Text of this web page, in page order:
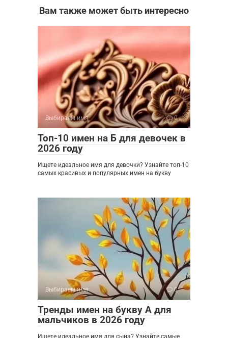
Вам также может быть интересно
Выбираем имя 0
Топ-10 имен на Б для девочек в
2026 году
Ищете идеальное имя для девочки? Узнайте топ-10
самых красивых и популярных имен на букву
Выбираем имя 0
Тренды имен на букву А для
мальчиков в 2026 году
Ищете идеальное имя для сына? Узнайте самые